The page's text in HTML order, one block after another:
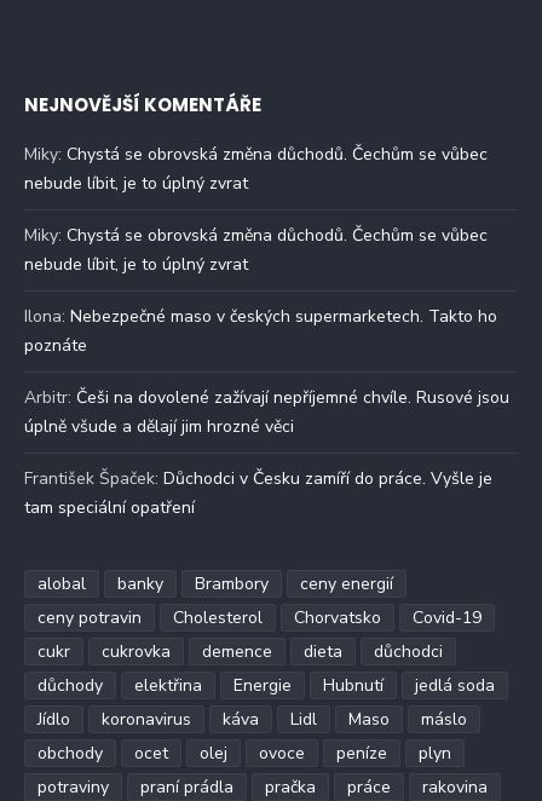
NEJNOVĚJŠÍ KOMENTÁŘE
Miky: Chystá se obrovská změna důchodů. Čechům se vůbec
nebude líbit, je to úplný zvrat
Miky: Chystá se obrovská změna důchodů. Čechům se vůbec
nebude líbit, je to úplný zvrat
Ilona: Nebezpečné maso v českých supermarketech. Takto ho
poznáte
Arbitr: Češi na dovolené zažívají nepříjemné chvíle. Rusové jsou
úplně všude a dělají jim hrozné věci
František Špaček: Důchodci v Česku zamíří do práce. Vyšle je
tam speciální opatření
alobal banky Brambory
ceny energií
ceny potravin
Cholesterol Chorvatsko
Covid-19
cukr
cukrovka demence dieta
důchodci
důchody
elektřina Energie Hubnutí
jedlá soda
Jídlo
koronavirus káva Lidl Maso
máslo
obchody
ocet olej ovoce peníze
plyn
potraviny
praní prádla pračka práce
rakovina